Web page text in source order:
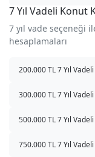
7 Yıl Vadeli Konut
7 yıl vade seçeneği
hesaplamaları
200.000 TL 7 Yıl
300.000 TL 7 Yıl
500.000 TL 7 Yıl
750.000 TL 7 Yıl